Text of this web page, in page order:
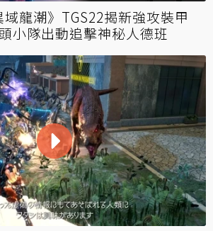
域龍潮》TGS22揭新強攻裝甲
小隊出動追擊神秘人德班